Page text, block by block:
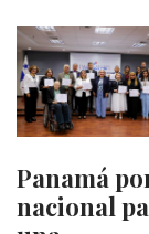
Panamá
nacional